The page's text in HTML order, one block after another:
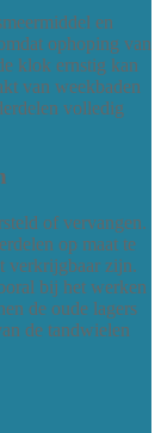
en
ophoping van
klok ernstig kan
van weekbaden
volledig
of vervangen.
op maat te
verkrijgbaar zijn.
bij het werken
de oude lagers
de tandwielen